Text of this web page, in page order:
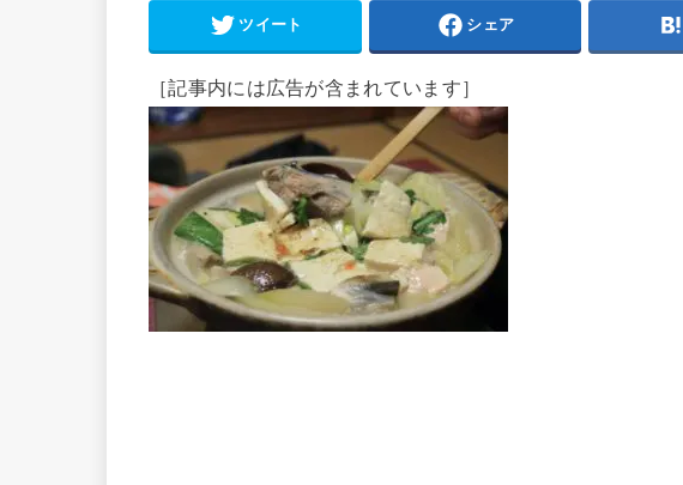
ツイート シェア
［記事内には広告が含まれています］